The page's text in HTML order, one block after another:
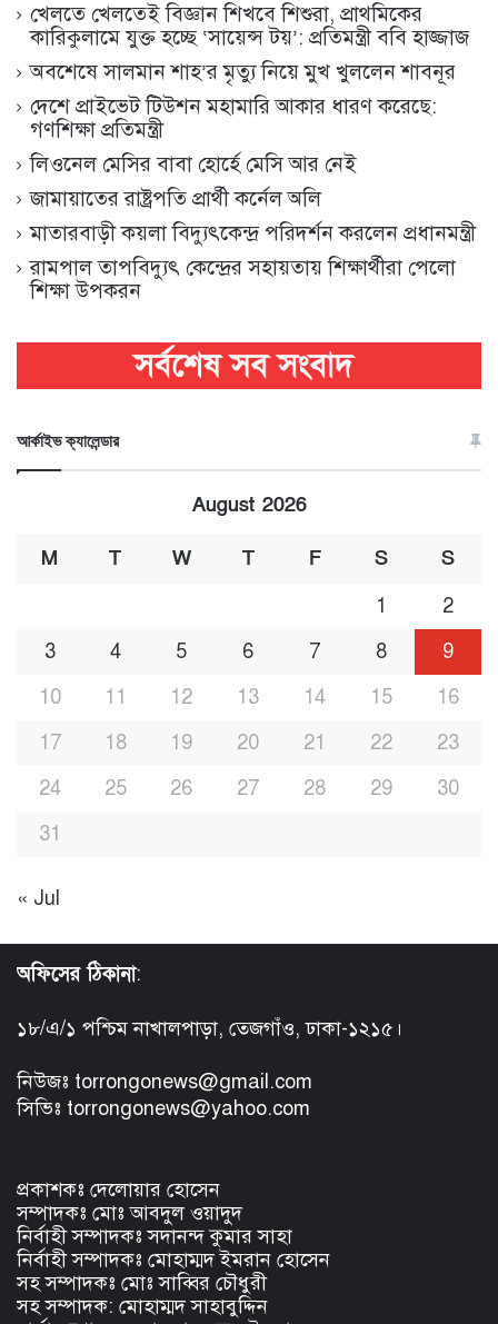
খেলতে খেলতেই বিজ্ঞান শিখবে শিশুরা, প্রাথমিকের
কারিকুলামে যুক্ত হচ্ছে ‘সায়েন্স টয়’: প্রতিমন্ত্রী ববি হাজ্জাজ
অবশেষে সালমান শাহ’র মৃত্যু নিয়ে মুখ খুললেন শাবনূর
দেশে প্রাইভেট টিউশন মহামারি আকার ধারণ করেছে:
গণশিক্ষা প্রতিমন্ত্রী
লিওনেল মেসির বাবা হোর্হে মেসি আর নেই
জামায়াতের রাষ্ট্রপতি প্রার্থী কর্নেল অলি
মাতারবাড়ী কয়লা বিদ্যুৎকেন্দ্র পরিদর্শন করলেন প্রধানমন্ত্রী
রামপাল তাপবিদ্যুৎ কেন্দ্রের সহায়তায় শিক্ষার্থীরা পেলো
শিক্ষা উপকরন
আর্কাইভ ক্যালেন্ডার
August 2026
M T W T F S S
1
2
3
4 5 6 7 8
9
10
11 12 13 14 15
16
17
18 19 20 21 22
23
24
25 26 27 28 29
30
31
« Jul
অফিসের ঠিকানা:
১৮/এ/১ পশ্চিম নাখালপাড়া, তেজগাঁও, ঢাকা-১২১৫।
নিউজঃ torrongonews@gmail.com
সিভিঃ torrongonews@yahoo.com
প্রকাশকঃ দেলোয়ার হোসেন
সম্পাদকঃ মোঃ আবদুল ওয়াদুদ
নির্বাহী সম্পাদকঃ সদানন্দ কুমার সাহা
নির্বাহী সম্পাদকঃ মোহাম্মদ ইমরান হোসেন
সহ সম্পাদকঃ মোঃ সাব্বির চৌধুরী
সহ সম্পাদক: মোহাম্মদ সাহাবুদ্দিন